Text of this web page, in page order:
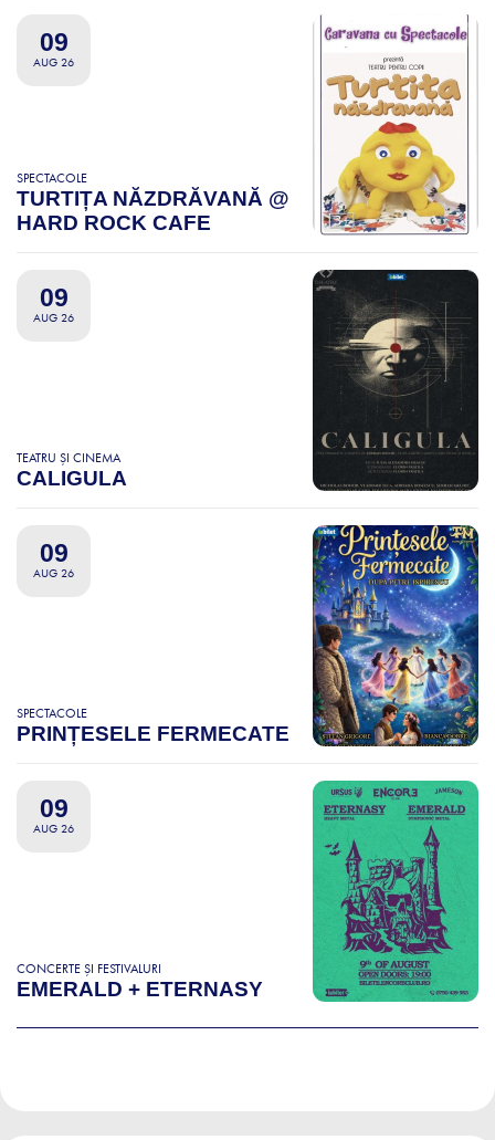
09
AUG 26
SPECTACOLE
TURTIȚA NĂZDRĂVANĂ @
HARD ROCK CAFE
09
AUG 26
TEATRU ȘI CINEMA
CALIGULA
09
AUG 26
SPECTACOLE
PRINȚESELE FERMECATE
09
AUG 26
CONCERTE ȘI FESTIVALURI
EMERALD + ETERNASY